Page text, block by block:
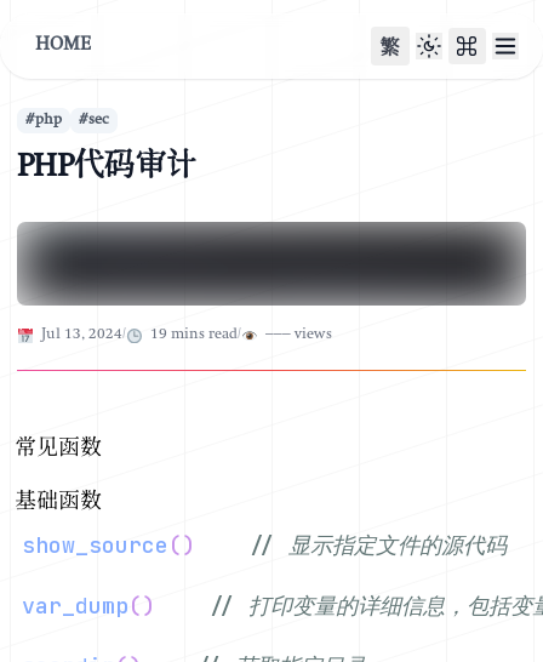
HOME 繁
#php #sec
PHP代码审计
Published on
Jul 13, 2024/ 19 mins read/ –––views
常见函数
基础函数
show_source () // 显示指定文件的源代码
var_dump() // 打印变量的详细信息，包括变